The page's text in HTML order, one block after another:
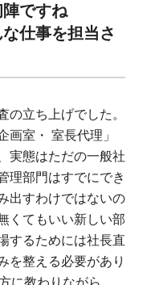
ですね
な仕事を担当さ
の立ち上げでした。
画室・ 室長代理」
実態はただの一般社
理部門はすでにでき
出すわけではないの
くてもいい新しい部
するためには社長直
を整える必要があり
に教わりながら、